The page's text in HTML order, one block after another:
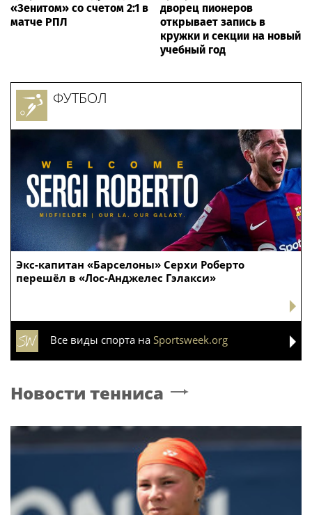
«Зенитом» со счетом 2:1 в
матче РПЛ
дворец пионеров
открывает запись в
кружки и секции на новый
учебный год
Экс-капитан «Барселоны» Серхи Роберто
перешёл в «Лос-Анджелес Гэлакси»
ФУТБОЛ
Все виды спорта на Sportsweek.org
Новости тенниса